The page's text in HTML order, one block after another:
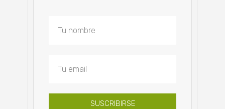
SUSCRIBIRSE